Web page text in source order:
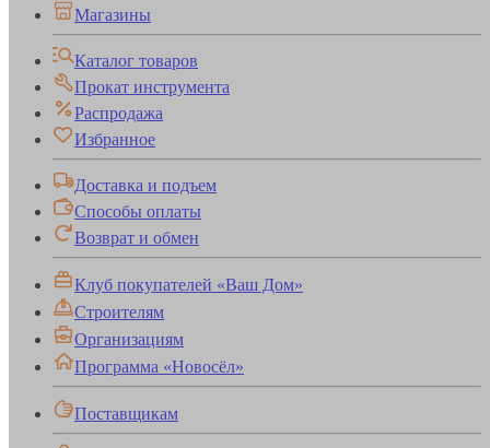
Магазины
Каталог товаров
Прокат инструмента
Распродажа
Избранное
Доставка и подъем
Способы оплаты
Возврат и обмен
Клуб покупателей «Ваш Дом»
Строителям
Организациям
Программа «Новосёл»
Поставщикам